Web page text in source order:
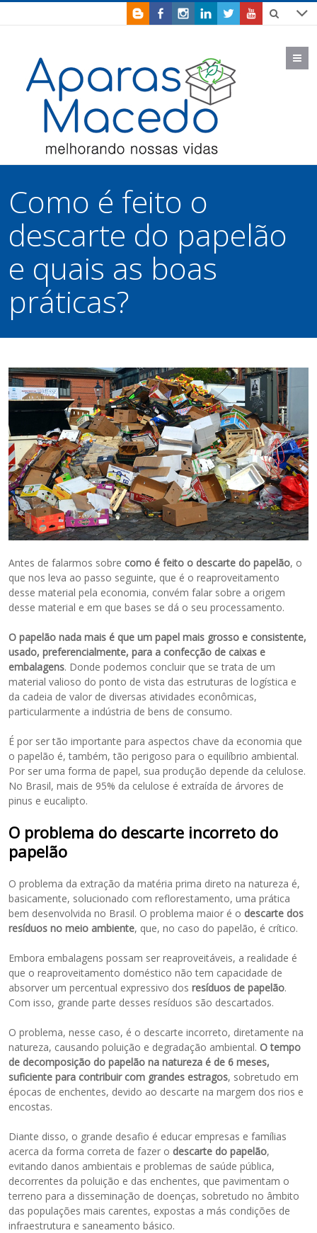
Como é feito o
descarte do papelão
e quais as boas
práticas?
Antes de falarmos sobre como é feito o descarte do papelão, o
que nos leva ao passo seguinte, que é o reaproveitamento
desse material pela economia, convém falar sobre a origem
desse material e em que bases se dá o seu processamento.
O papelão nada mais é que um papel mais grosso e consistente,
usado, preferencialmente, para a confecção de caixas e
embalagens. Donde podemos concluir que se trata de um
material valioso do ponto de vista das estruturas de logística e
da cadeia de valor de diversas atividades econômicas,
particularmente a indústria de bens de consumo.
É por ser tão importante para aspectos chave da economia que
o papelão é, também, tão perigoso para o equilíbrio ambiental.
Por ser uma forma de papel, sua produção depende da celulose.
No Brasil, mais de 95% da celulose é extraída de árvores de
pinus e eucalipto.
O problema do descarte incorreto do
papelão
O problema da extração da matéria prima direto na natureza é,
basicamente, solucionado com reflorestamento, uma prática
bem desenvolvida no Brasil. O problema maior é o descarte dos
resíduos no meio ambiente, que, no caso do papelão, é crítico.
Embora embalagens possam ser reaproveitáveis, a realidade é
que o reaproveitamento doméstico não tem capacidade de
absorver um percentual expressivo dosresíduos de papelão.
Com isso, grande parte desses resíduos são descartados.
O problema, nesse caso, é o descarte incorreto, diretamente na
natureza, causando poluição e degradação ambiental. O tempo
de decomposição do papelão na natureza é de 6 meses,
suficiente para contribuir com grandes estragos, sobretudo em
épocas de enchentes, devido ao descarte na margem dos rios e
encostas.
Diante disso, o grande desafio é educar empresas e famílias
acerca da forma correta de fazer o descarte do papelão,
evitando danos ambientais e problemas de saúde pública,
decorrentes da poluição e das enchentes, que pavimentam o
terreno para a disseminação de doenças, sobretudo no âmbito
das populações mais carentes, expostas a más condições de
infraestrutura e saneamento básico.